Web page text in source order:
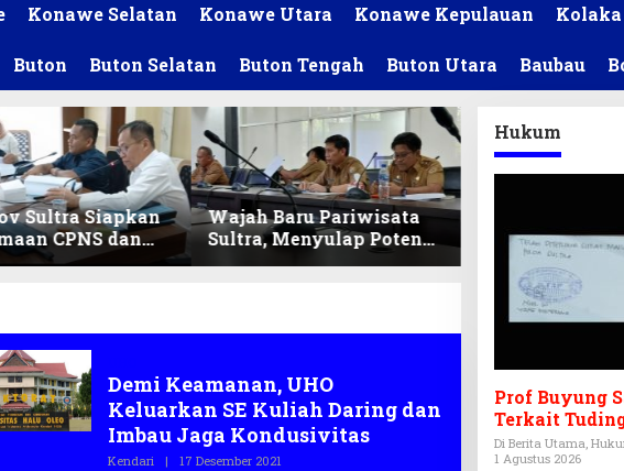
Konawe Selatan Konawe Utara Konawe Kepulauan Kolaka
Buton Buton Selatan Buton Tengah Buton Utara Baubau
Sultra Siapkan
CPNS dan
DPRD Sultra
Wajah Baru Pariwisata
Sultra, Menyulap Potensi
Lokal Lewat Sentuhan
Demi Keamanan, UHO
Keluarkan SE Kuliah Daring dan
Imbau Jaga Kondusivitas
Kendari | 17 Desember 2021
Hukum
Prof Buyung
Terkait
Ditagih Utang
Di Berita Utama,
1 Agustus 2026